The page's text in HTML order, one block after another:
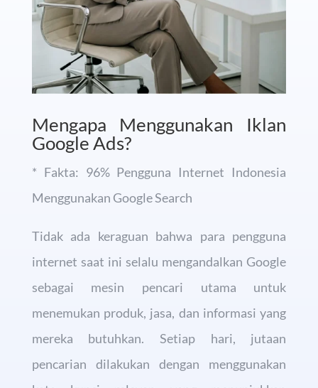
Mengapa Menggunakan Iklan
Google Ads?
* Fakta: 96% Pengguna Internet Indonesia
Menggunakan Google Search
Tidak ada keraguan bahwa para pengguna
internet saat ini selalu mengandalkan Google
sebagai mesin pencari utama untuk
menemukan produk, jasa, dan informasi yang
mereka butuhkan. Setiap hari, jutaan
pencarian dilakukan dengan menggunakan